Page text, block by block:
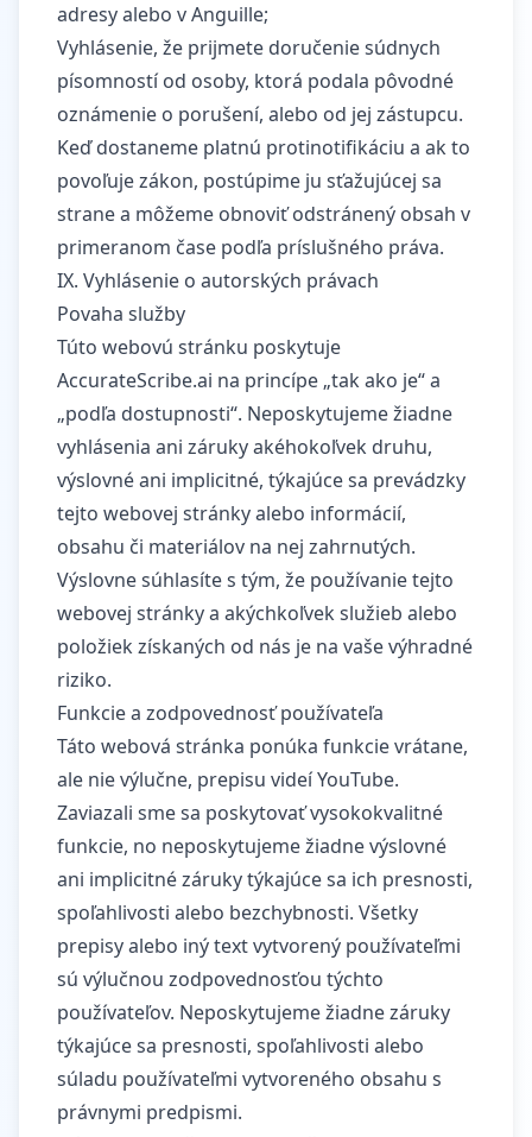
adresy alebo v Anguille;
Vyhlásenie, že prijmete doručenie súdnych
písomností od osoby, ktorá podala pôvodné
oznámenie o porušení, alebo od jej zástupcu.
Keď dostaneme platnú protinotifikáciu a ak to
povoľuje zákon, postúpime ju sťažujúcej sa
strane a môžeme obnoviť odstránený obsah v
primeranom čase podľa príslušného práva.
IX. Vyhlásenie o autorských právach
Povaha služby
Túto webovú stránku poskytuje
AccurateScribe.ai na princípe „tak ako je“ a
„podľa dostupnosti“. Neposkytujeme žiadne
vyhlásenia ani záruky akéhokoľvek druhu,
výslovné ani implicitné, týkajúce sa prevádzky
tejto webovej stránky alebo informácií,
obsahu či materiálov na nej zahrnutých.
Výslovne súhlasíte s tým, že používanie tejto
webovej stránky a akýchkoľvek služieb alebo
položiek získaných od nás je na vaše výhradné
riziko.
Funkcie a zodpovednosť používateľa
Táto webová stránka ponúka funkcie vrátane,
ale nie výlučne, prepisu videí YouTube.
Zaviazali sme sa poskytovať vysokokvalitné
funkcie, no neposkytujeme žiadne výslovné
ani implicitné záruky týkajúce sa ich presnosti,
spoľahlivosti alebo bezchybnosti. Všetky
prepisy alebo iný text vytvorený používateľmi
sú výlučnou zodpovednosťou týchto
používateľov. Neposkytujeme žiadne záruky
týkajúce sa presnosti, spoľahlivosti alebo
súladu používateľmi vytvoreného obsahu s
právnymi predpismi.